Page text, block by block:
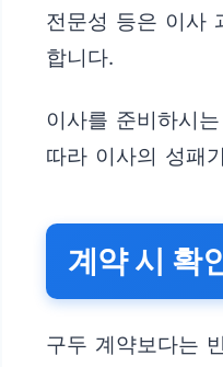
전문성 등은 이사
합니다.
이사를 준비하시
따라 이사의 성패
계약 시 확
구두 계약보다는